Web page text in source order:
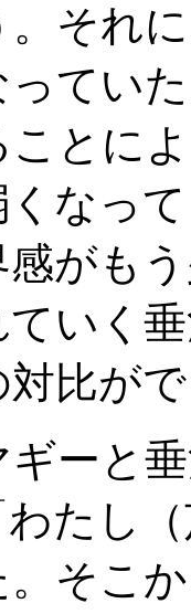
それ
てい
とに
くなっ
感がも
いく
対比が
ーと
たし
そこ